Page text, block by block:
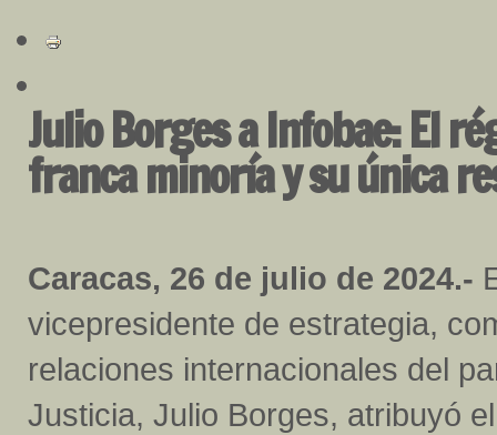
Julio Borges a Infobae: El
franca minoría y su única
Caracas, 26 de julio de 2024.-
vicepresidente de estrategia,
relaciones internacionales del
Justicia, Julio Borges, atribuyó